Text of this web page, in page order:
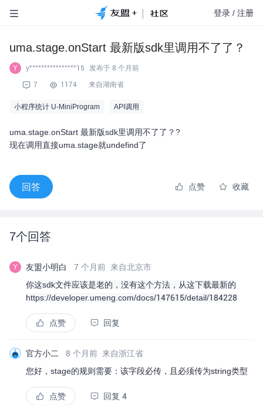
登录 / 注册
uma.stage.onStart 最新版sdk里调用不了了？
Y y****************15 发布于 8 个月前
7
1174 来自湖南省
小程序统计 U-MiniProgram API调用
uma.stage.onStart 最新版sdk里调用不了了？?
现在调用直接uma.stage就undefind了
回答 点赞 收藏
7个回答
Y 友盟小明白 7 个月前 来自北京市
你这sdk文件应该是老的，没有这个方法，从这下载最新的
https://developer.umeng.com/docs/147615/detail/184228
点赞 回复
官方小二 8 个月前 来自浙江省
您好，stage的规则需要： 该字段必传，且必须传为string类型
点赞 回复 4